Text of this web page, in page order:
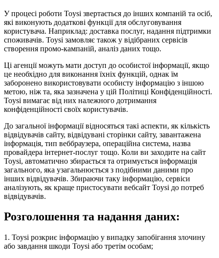
У процесі роботи Toysi звертається до інших компаній та осіб,
які виконують додаткові функції для обслуговування
користувача. Наприклад: доставка послуг, надання підтримки
споживачів. Toysi замовляє також у відібраних сервісів
створення промо-кампаній, аналіз даних тощо.
Ці агенції можуть мати доступ до особистої інформації, якщо
це необхідно для виконання їхніх функцій, однак їм
заборонено використовувати особисту інформацію з іншою
метою, ніж та, яка зазначена у цій Політиці Конфіденційності.
Toysi вимагає від них належного дотримання
конфіденційності своїх користувачів.
До загальної інформації відносяться такі аспекти, як кількість
відвідувачів сайту, відвідувані сторінки сайту, завантажена
інформація, тип веббраузера, операційна система, назва
провайдера інтернет-послуг тощо. Коли ви заходите на сайт
Toysi, автоматично збирається та отримується інформація
загального, яка узагальнюється з подібними даними про
інших відвідувачів. Збираючи таку інформацію, сервіси
аналізують, як краще пристосувати вебсайт Toysi до потреб
відвідувачів.
Розголошення та надання даних:
1. Toysi розкриє інформацію у випадку запобігання злочину
або завдання шкоди Toysi або третім особам;